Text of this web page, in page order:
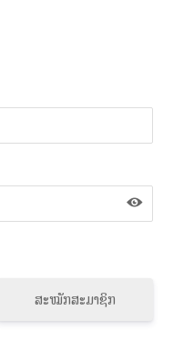
ສະໝັກສະມາຊິກ